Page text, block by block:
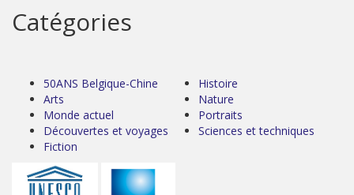
Catégories
50ANS Belgique-Chine
Arts
Monde actuel
Découvertes et voyages
Fiction
Histoire
Nature
Portraits
Sciences et techniques